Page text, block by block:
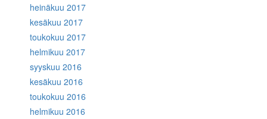
heinäkuu 2017
kesäkuu 2017
toukokuu 2017
helmikuu 2017
syyskuu 2016
kesäkuu 2016
toukokuu 2016
helmikuu 2016